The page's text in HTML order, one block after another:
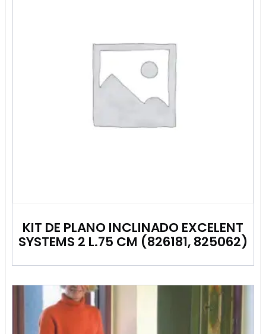
KIT DE PLANO INCLINADO EXCELENT
SYSTEMS 2 L.75 CM (826181, 825062)